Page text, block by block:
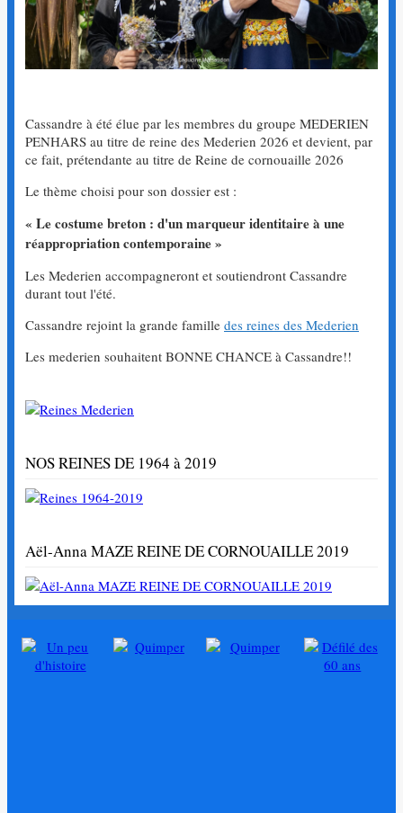
Cassandre à été élue par les membres du groupe MEDERIEN
PENHARS au titre de reine des Mederien 2026 et devient, par
ce fait, prétendante au titre de Reine de cornouaille 2026
Le thème choisi pour son dossier est :
« Le costume breton : d'un marqueur identitaire à une
réappropriation contemporaine »
Les Mederien accompagneront et soutiendront Cassandre
durant tout l'été.
Cassandre rejoint la grande famille des reines des Mederien
Les mederien souhaitent BONNE CHANCE à Cassandre!!
NOS REINES DE 1964 à 2019
Aël-Anna MAZE REINE DE CORNOUAILLE 2019